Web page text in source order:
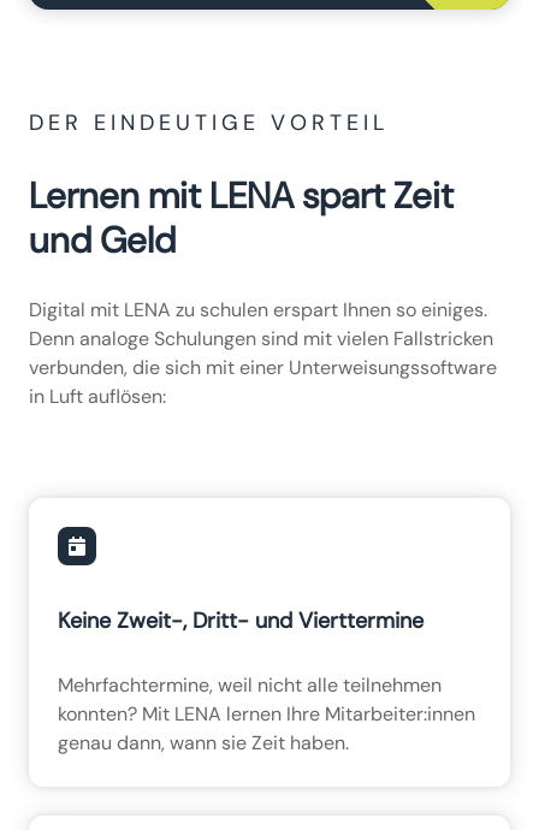
DER EINDEUTIGE VORTEIL
Lernen mit LENA spart Zeit
und Geld
Digital mit LENA zu schulen erspart Ihnen so einiges.
Denn analoge Schulungen sind mit vielen Fallstricken
verbunden, die sich mit einer Unterweisungssoftware
in Luft auflösen:
Keine Zweit-, Dritt- und Vierttermine
Mehrfachtermine, weil nicht alle teilnehmen
konnten? Mit LENA lernen Ihre Mitarbeiter:innen
genau dann, wann sie Zeit haben.